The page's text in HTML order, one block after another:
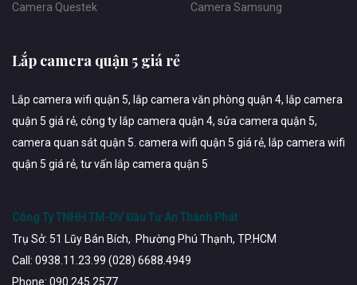
Camera Questek
Camera Samsung
Lắp camera quận 5 giá rẻ
Lắp camera wifi quận 5, lắp camera văn phòng quận 4, lắp camera
quận 5 giá rẻ, công ty lắp camera quận 4, sửa camera quận 5,
camera quan sát quận 5. camera wifi quận 5 giá rẻ, lắp camera wifi
quận 5 giá rẻ, tư vấn lắp camera quận 5
Công Ty TNHH TM-DV Đầu Tư An Thành Phát
Trụ Sở: 51 Lũy Bán Bích, Phường Phú Thạnh, TP.HCM
Call: 0938.11.23.99 (028) 6688.4949
Phone: 090.245.2577